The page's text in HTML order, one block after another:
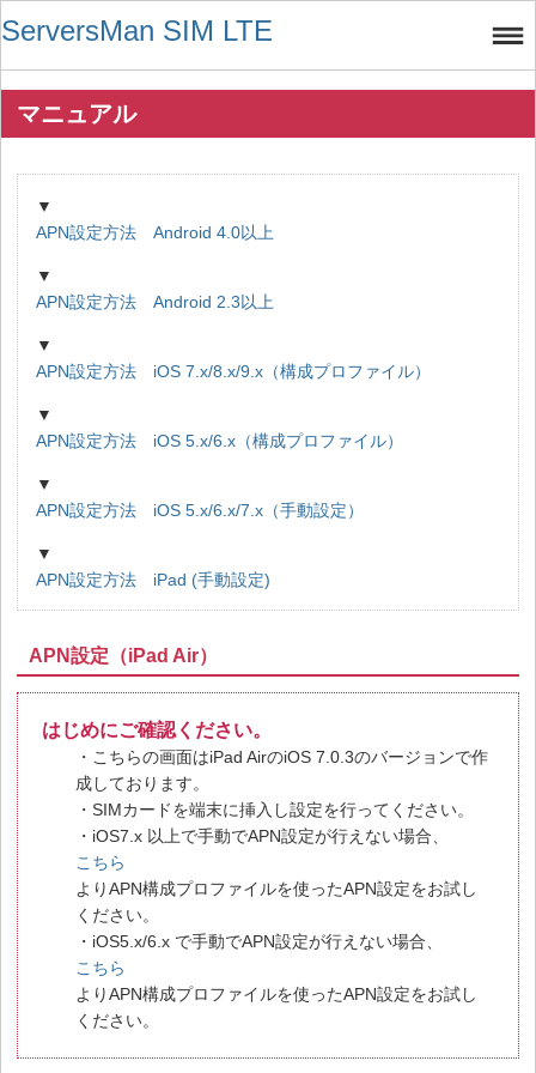
ServersMan SIM LTE
マニュアル
▼
APN設定方法 Android 4.0以上
▼
APN設定方法 Android 2.3以上
▼
APN設定方法 iOS 7.x/8.x/9.x（構成プロファイル）
▼
APN設定方法 iOS 5.x/6.x（構成プロファイル）
▼
APN設定方法 iOS 5.x/6.x/7.x（手動設定）
▼
APN設定方法 iPad (手動設定)
APN設定（iPad Air）
はじめにご確認ください。
・こちらの画面はiPad AirのiOS 7.0.3のバージョンで作
成しております。
・SIMカードを端末に挿入し設定を行ってください。
・iOS7.x 以上で手動でAPN設定が行えない場合、
こちら
よりAPN構成プロファイルを使ったAPN設定をお試し
ください。
・iOS5.x/6.x で手動でAPN設定が行えない場合、
こちら
よりAPN構成プロファイルを使ったAPN設定をお試し
ください。